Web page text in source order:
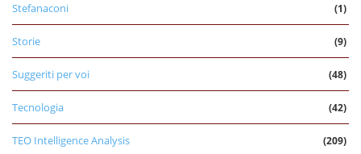
Stefanaconi (1)
Storie (9)
Suggeriti per voi (48)
Tecnologia (42)
TEO Intelligence Analysis (209)